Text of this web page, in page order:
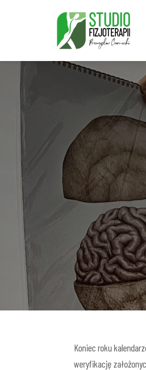
Koniec roku
weryfikację